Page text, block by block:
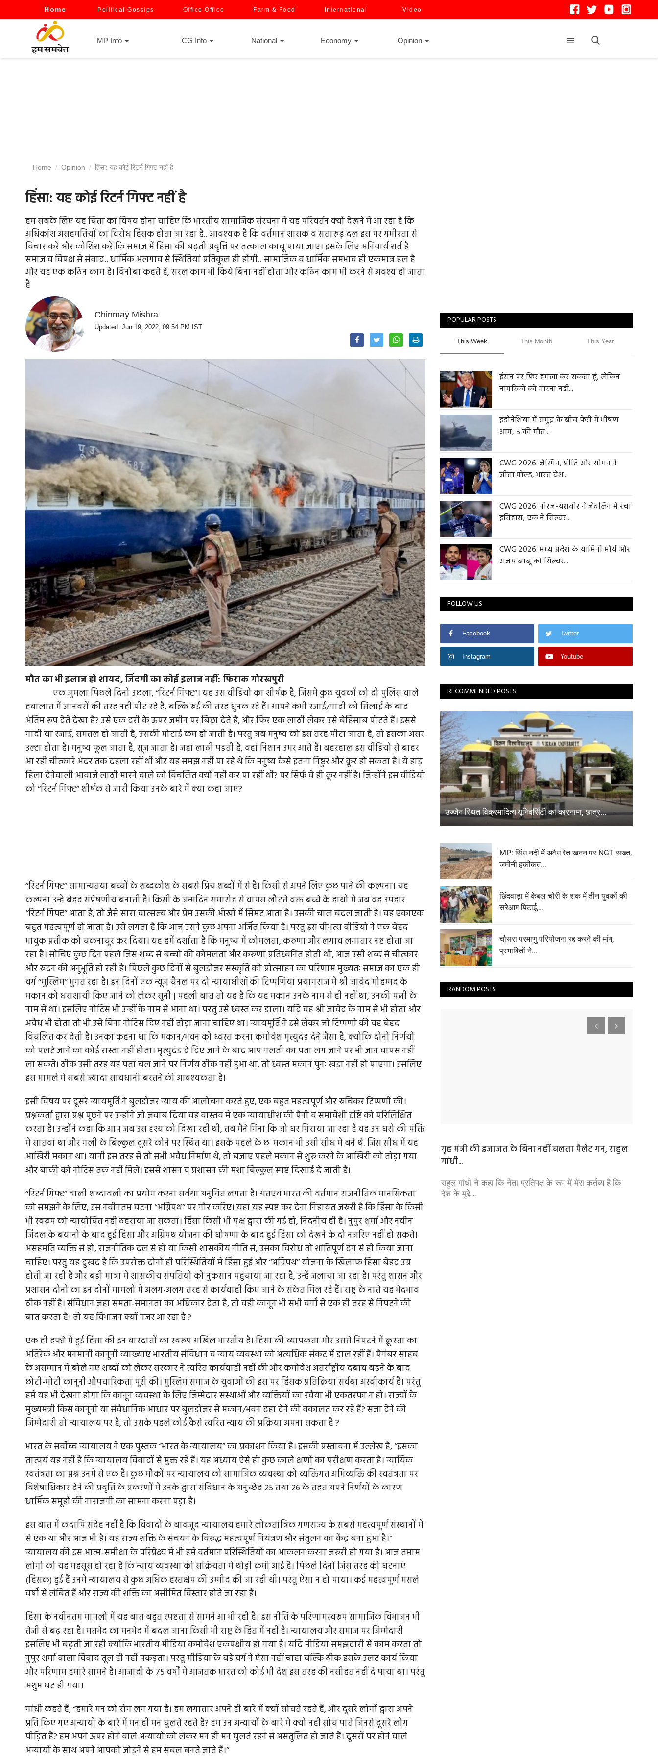
Home Political Gossips Office Office Farm & Food International Video
MP Info CG Info National Economy Opinion
Home Opinion हिंसा: यह कोई रिटर्न गिफ्ट नहीं है
हिंसा: यह कोई रिटर्न गिफ्ट नहीं है
हम सबके लिए यह चिंता का विषय होना चाहिए कि भारतीय सामाजिक संरचना में यह परिवर्तन क्यों देखने में आ रहा है कि
अधिकांश असहमतियों का विरोध हिंसक होता जा रहा है.. आवश्यक है कि वर्तमान शासक व सत्तारुढ़ दल इस पर गंभीरता से
विचार करें और कोशिश करें कि समाज में हिंसा की बढ़ती प्रवृत्ति पर तत्काल काबू पाया जाए। इसके लिए अनिवार्य शर्त है
समाज व विपक्ष से संवाद.. धार्मिक अलगाव से स्थितियां प्रतिकूल ही होंगी.. सामाजिक व धार्मिक समभाव ही एकमात्र हल है
और यह एक कठिन काम है। विनोबा कहते हैं, सरल काम भी किये बिना नहीं होता और कठिन काम भी करने से अवश्य हो जाता
है
Chinmay Mishra
Updated: Jun 19, 2022, 09:54 PM IST
मौतकाभीइलाजहोशायद,जिंदगीकाकोईइलाजनहीं: फिराक गोरखपुरी
एक जुमला पिछले दिनों उछला, ‘‘रिटर्न गिफ्ट’’। यह उस वीडियो का शीर्षक है, जिसमें कुछ युवकों को दो पुलिस वाले
हवालात में जानवरों की तरह नहीं पीट रहे हैं, बल्कि रुई की तरह धुनक रहे हैं। आपने कभी रजाई/गादी को सिलाई के बाद
अंतिम रूप देते देखा है? उसे एक दरी के ऊपर जमीन पर बिछा देते हैं, और फिर एक लाठी लेकर उसे बेहिसाब पीटते हैं। इससे
गादी या रजाई, समतल हो जाती है, उसकी मोटाई कम हो जाती है। परंतु जब मनुष्य को इस तरह पीटा जाता है, तो इसका असर
उल्टा होता है। मनुष्य फूल जाता है, सूज जाता है। जहां लाठी पड़ती है, वहां निशान उभर आते हैं। बहरहाल इस वीडियो से बाहर
आ रहीं चीत्कारें अंदर तक दहला रहीं थीं और यह समझ नहीं पा रहे थे कि मनुष्य कैसे इतना निष्ठुर और क्रूर हो सकता है। ये हाड़
हिला देनेवाली आवाजें लाठी मारने वाले को विचलित क्यों नहीं कर पा रहीं थीं? पर सिर्फ वे ही क्रूर नहीं हैं। जिन्होंने इस वीडियो
को ‘‘रिटर्न गिफ्ट’’ शीर्षक से जारी किया उनके बारे में क्या कहा जाए?
‘‘रिटर्न गिफ्ट’’ सामान्यतया बच्चों के शब्दकोश के सबसे प्रिय शब्दों में से है। किसी से अपने लिए कुछ पाने की कल्पना। यह
कल्पना उन्हें बेहद संप्रेषणीय बनाती है। किसी के जन्मदिन समारोह से वापस लौटते वक्त बच्चे के हाथों में जब वह उपहार
‘‘रिटर्न गिफ्ट’’ आता है, तो जैसे सारा वात्सल्य और प्रेम उसकी आँखों में सिमट आता है। उसकी चाल बदल जाती है। वह एकाएक
बहुत महत्वपूर्ण हो जाता है। उसे लगता है कि आज उसने कुछ अपना अर्जित किया है। परंतु इस वीभत्स वीडियो ने एक बेहद
भावुक प्रतीक को चकनाचूर कर दिया। यह हमें दर्शाता है कि मनुष्य में कोमलता, करुणा और लगाव लगातार नष्ट होता जा
रहा है। सोचिए कुछ दिन पहले जिस शब्द से बच्चों की कोमलता और करुणा प्रतिध्वनित होती थी, आज उसी शब्द से चीत्कार
और रुदन की अनुभूति हो रही है। पिछले कुछ दिनों से बुलडोजर संस्कृति को प्रोत्साहन का परिणाम मुख्यतः समाज का एक ही
वर्ग ‘‘मुस्लिम’’ भुगत रहा है। इन दिनों एक न्यूज चैनल पर दो न्यायाधीशॉ की टिप्पणियां प्रयागराज में श्री जावेद मोहम्मद के
मकान को धराशायी किए जाने को लेकर सुनी | पहली बात तो यह है कि यह मकान उनके नाम से ही नहीं था, उनकी पत्नी के
नाम से था। इसलिए नोटिस भी उन्हीं के नाम से आना था। परंतु उसे ध्वस्त कर डाला। यदि वह श्री जावेद के नाम से भी होता और
अवैध भी होता तो भी उसे बिना नोटिस दिए नहीं तोड़ा जाना चाहिए था। न्यायमूर्ति ने इसे लेकर जो टिप्पणी की वह बेहद
विचलित कर देती है। उनका कहना था कि मकान/भवन को ध्वस्त करना कमोवेश मृत्युदंड देने जैसा है, क्योंकि दोनों निर्णयों
को पलटे जाने का कोई रास्ता नहीं होता। मृत्युदंड दे दिए जाने के बाद आप गलती का पता लग जाने पर भी जान वापस नहीं
ला सकते। ठीक उसी तरह यह पता चल जाने पर निर्णय ठीक नहीं हुआ था, तो ध्वस्त मकान पुनः खड़ा नहीं हो पाएगा। इसलिए
इस मामले में सबसे ज्यादा सावधानी बरतने की आवश्यकता है।
इसी विषय पर दूसरे न्यायमूर्ति ने बुलडोजर न्याय की आलोचना करते हुए, एक बहुत महत्वपूर्ण और रुचिकर टिप्पणी की।
प्रश्नकर्ता द्वारा प्रश्न पूछने पर उन्होंने जो जवाब दिया वह वास्तव में एक न्यायाधीश की पैनी व समावेशी दृष्टि को परिलिक्षित
करता है। उन्होंने कहा कि आप जब उस दृश्य को दिखा रहीं थी, तब मैंने गिना कि जो घर गिराया जा रहा है वह उन घरों की पंक्ति
में सातवां था और गली के बिल्कुल दूसरे कोने पर स्थित था। इसके पहले के छः मकान भी उसी सीध में बने थे, जिस सीध में यह
आखिरी मकान था। यानी इस तरह से तो सभी अवैध निर्माण थे, तो बजाए पहले मकान से शुरु करने के आखिरी को तोड़ा गया
और बाकी को नोटिस तक नहीं मिले। इससे शासन व प्रशासन की मंशा बिल्कुल स्पष्ट दिखाई दे जाती है।
‘‘रिटर्न गिफ्ट’’ वाली शब्दावली का प्रयोग करना सर्वथा अनुचित लगता है। अतएव भारत की वर्तमान राजनीतिक मानसिकता
को समझने के लिए, इस नवीनतम घटना ‘‘अग्निपथ’’ पर गौर करिए। यहां यह स्पष्ट कर देना निहायत जरुरी है कि हिंसा के किसी
भी स्वरूप को न्यायोचित नहीं ठहराया जा सकता। हिंसा किसी भी पक्ष द्वारा की गई हो, निदंनीय ही है। नुपुर शर्मा और नवीन
जिंदल के बयानों के बाद हुई हिंसा और अग्निपथ योजना की घोषणा के बाद हुई हिंसा को देखने के दो नजरिए नहीं हो सकते।
असहमति व्यक्ति से हो, राजनीतिक दल से हो या किसी शासकीय नीति से, उसका विरोध तो शांतिपूर्ण ढंग से ही किया जाना
चाहिए। परंतु यह दुखद है कि उपरोक्त दोनों ही परिस्थितियों में हिंसा हुई और ‘‘अग्निपथ’’ योजना के खिलाफ हिंसा बेहद उग्र
होती जा रही है और बड़ी मात्रा में शासकीय संपत्तियों को नुकसान पहुंचाया जा रहा है, उन्हें जलाया जा रहा है। परंतु शासन और
प्रशासन दोनों का इन दोनों मामलों में अलग-अलग तरह से कार्यवाही किए जाने के संकेत मिल रहे हैं। राष्ट्र के नाते यह भेदभाव
ठीक नहीं है। संविधान जहां समता-समानता का अधिकार देता है, तो वही कानून भी सभी वर्गों से एक ही तरह से निपटने की
बात करता है। तो यह विभाजन क्यों नजर आ रहा है ?
एक ही हफ्ते में हुई हिंसा की इन वारदातों का स्वरूप अखिल भारतीय है। हिंसा की व्यापकता और उससे निपटने में क्रूरता का
अतिरेक और मनमानी कानूनी व्याख्याएं भारतीय संविधान व न्याय व्यवस्था को अत्यधिक संकट में डाल रहीं हैं। पैगंबर साहब
के असम्मान में बोले गए शब्दों को लेकर सरकार ने त्वरित कार्यवाही नहीं की और कमोवेश अंतर्राष्ट्रीय दबाव बढ़ने के बाद
छोटी-मोटी कानूनी औपचारिकता पूरी की। मुस्लिम समाज के युवाओं की इस पर हिंसक प्रतिक्रिया सर्वथा अस्वीकार्य है। परंतु
हमें यह भी देखना होगा कि कानून व्यवस्था के लिए जिम्मेदार संस्थाओं और व्यक्तियों का रवैया भी एकतरफा न हो। राज्यों के
मुख्यमंत्री किस कानूनी या संवैधानिक आधार पर बुलडोजर से मकान/भवन ढहा देने की वकालत कर रहे हैं? सजा देने की
जिम्मेदारी तो न्यायालय पर है, तो उसके पहले कोई कैसे त्वरित न्याय की प्रक्रिया अपना सकता है ?
भारत के सर्वोच्च न्यायालय ने एक पुस्तक “भारत के न्यायालय” का प्रकाशन किया है। इसकी प्रस्तावना में उल्लेख है, ‘‘इसका
तात्पर्य यह नहीं है कि न्यायालय विवादों से मुक्त रहे हैं। यह अध्याय ऐसे ही कुछ काले क्षणों का परीक्षण करता है। न्यायिक
स्वतंत्रता का प्रश्न उनमें से एक है। कुछ मौकों पर न्यायालय को सामाजिक व्यवस्था को व्यक्तिगत अभिव्यक्ति की स्वतंत्रता पर
विशेषाधिकार देने की प्रवृत्ति के प्रकरणों में उनके द्वारा संविधान के अनुच्छेद 25 तथा 26 के तहत अपने निर्णयों के कारण
धार्मिक समूहों की नाराजगी का सामना करना पड़ा है।
इस बात में कदापि संदेह नहीं है कि विवादों के बावजूद न्यायालय हमारे लोकतांत्रिक गणराज्य के सबसे महत्वपूर्ण संस्थानों में
से एक था और आज भी है। यह राज्य शक्ति के संचयन के विरूद्ध महत्वपूर्ण नियंत्रण और संतुलन का केंद्र बना हुआ है।’’
न्यायालय की इस आत्म-समीक्षा के परिप्रेक्ष्य में भी हमें वर्तमान परिस्थितियों का आकलन करना जरुरी हो गया है। आज तमाम
लोगों को यह महसूस हो रहा है कि न्याय व्यवस्था की सक्रियता में थोड़ी कमी आई है। पिछले दिनों जिस तरह की घटनाएं
(हिंसक) हुई हैं उनमें न्यायालय से कुछ अधिक हस्तक्षेप की उम्मीद की जा रही थी। परंतु ऐसा न हो पाया। कई महत्वपूर्ण मसले
वर्षों से लंबित हैं और राज्य की शक्ति का असीमित विस्तार होते जा रहा है।
हिंसा के नवीनतम मामलों में यह बात बहुत स्पष्टता से सामने आ भी रही है। इस नीति के परिणामस्वरूप सामाजिक विभाजन भी
तेजी से बढ़ रहा है। मतभेद का मनभेद में बदल जाना किसी भी राष्ट्र के हित में नहीं है। न्यायालय और समाज पर जिम्मेदारी
इसलिए भी बढ़ती जा रही क्योंकि भारतीय मीडिया कमोवेश एकपक्षीय हो गया है। यदि मीडिया समझदारी से काम करता तो
नुपुर शर्मा वाला विवाद तूल ही नहीं पकड़ता। परंतु मीडिया के बड़े वर्ग ने ऐसा नहीं चाहा बल्कि ठीक इसके उलट कार्य किया
और परिणाम हमारे सामने है। आजादी के 75 वर्षों में आजतक भारत को कोई भी देश इस तरह की नसीहत नहीं दे पाया था। परंतु
अशुभ घट ही गया।
गांधी कहते हैं, ‘‘हमारे मन को रोग लग गया है। हम लगातार अपने ही बारे में क्यों सोचते रहते हैं, और दूसरे लोगों द्वारा अपने
प्रति किए गए अन्यायों के बारे में मन ही मन घुलते रहते हैं? हम उन अन्यायों के बारे में क्यों नहीं सोच पाते जिनसे दूसरे लोग
पीड़ित हैं? हम अपने ऊपर होने वाले अन्यायों को लेकर मन ही मन घुलते रहने से असंतुलित हो जाते हैं। दूसरों पर होने वाले
अन्यायों के साथ अपने आपको जोड़ने से हम सबल बनते जाते हैं।’’
POPULAR POSTS
This Week This Month This Year
ईरान पर फिर हमला कर सकता हूं, लेकिन
नागरिकों को मारना नहीं...
इंडोनेशिया में समुद्र के बीच फेरी में भीषण
आग, 5 की मौत...
CWG 2026: जैस्मिन, प्रीति और सोमन ने
जीता गोल्ड, भारत देश...
CWG 2026: नीरज-यशवीर ने जेवलिन में रचा
इतिहास, एक ने सिल्वर...
CWG 2026: मध्य प्रदेश के यामिनी मौर्य और
अजय बाबू को सिल्वर...
FOLLOW US
Facebook Twitter
Instagram Youtube
RECOMMENDED POSTS
उज्जैन स्थित विक्रमादित्य यूनिवर्सिटी का कारनामा, छात्र...
MP: सिंध नदी में अवैध रेत खनन पर NGT सख्त,
जमीनी हकीकत...
छिंदवाड़ा में केबल चोरी के शक में तीन युवकों की
सरेआम पिटाई,...
चौसरा परमाणु परियोजना रद्द करने की मांग,
प्रभावितों ने...
RANDOM POSTS
बजट, राम के
किसान आंदोलन: धरती माता के यहां रिश्वत नहीं चल
सकती
सवाल उठना लाजमी है कि इससे...
CWG 2026: मीराबाई चानू ने दिलाया भारत को पहला
गोल्ड, लगातार...
स्टार वेटलिफ्टर...
गृह मंत्री की इजाजत के बिना नहीं चलता पैलेट गन, राहुल
गांधी...
राहुल गांधी ने कहा कि नेता प्रतिपक्ष के रूप में मेरा कर्तव्य है कि
देश के मुद्दे...